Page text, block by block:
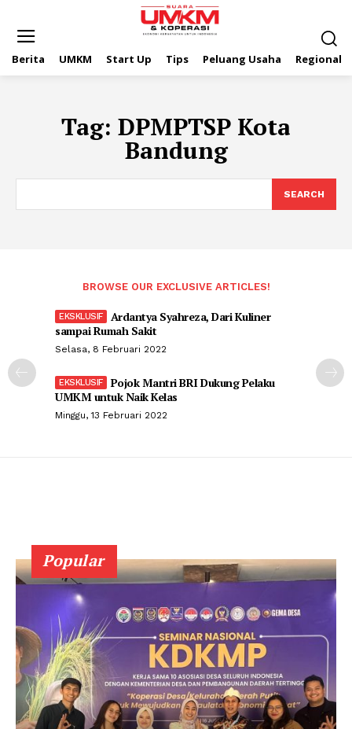
Berita UMKM Start Up Tips Peluang Usaha Regional
Tag: DPMPTSP Kota
Bandung
SEARCH
BROWSE OUR EXCLUSIVE ARTICLES!
Ardantya Syahreza, Dari Kuliner
sampai Rumah Sakit
Selasa, 8 Februari 2022
Pojok Mantri BRI Dukung Pelaku
UMKM untuk Naik Kelas
Minggu, 13 Februari 2022
Popular